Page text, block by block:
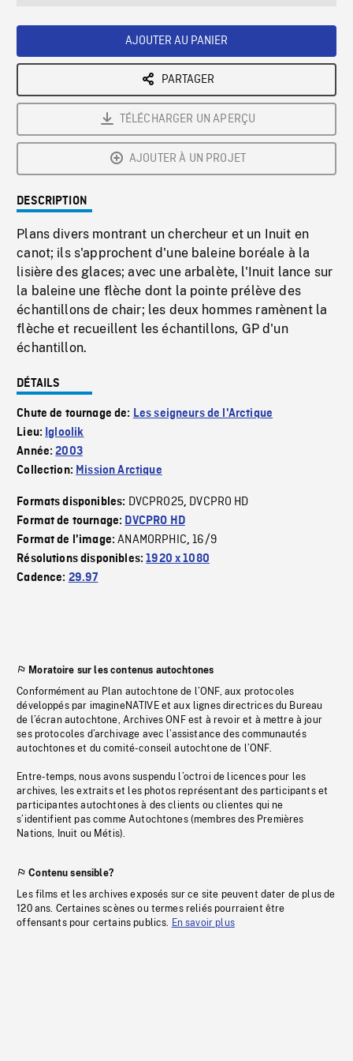
AJOUTER AU PANIER
PARTAGER
TÉLÉCHARGER UN APERÇU
AJOUTER À UN PROJET
DESCRIPTION
Plans divers montrant un chercheur et un Inuit en
canot; ils s'approchent d'une baleine boréale à la
lisière des glaces; avec une arbalète, l'Inuit lance sur
la baleine une flèche dont la pointe prélève des
échantillons de chair; les deux hommes ramènent la
flèche et recueillent les échantillons, GP d'un
échantillon.
DÉTAILS
Chute de tournage de: Les seigneurs de l'Arctique
Lieu: Igloolik
Année:2003
Collection: Mission Arctique
Formats disponibles: DVCPRO25, DVCPRO HD
Format de tournage: DVCPRO HD
Format de l'image:ANAMORPHIC,16/9
Résolutions disponibles:1920 x 1080
Cadence: 29.97
Moratoire sur les contenus autochtones
Conformément au Plan autochtone de l’ONF, aux protocoles
développés par imagineNATIVE et aux lignes directrices du Bureau
de l’écran autochtone, Archives ONF est à revoir et à mettre à jour
ses protocoles d’archivage avec l’assistance des communautés
autochtones et du comité-conseil autochtone de l’ONF.
Entre-temps, nous avons suspendu l’octroi de licences pour les
archives, les extraits et les photos représentant des participants et
participantes autochtones à des clients ou clientes qui ne
s’identifient pas comme Autochtones (membres des Premières
Nations, Inuit ou Métis).
Contenu sensible?
Les films et les archives exposés sur ce site peuvent dater de plus de
120 ans. Certaines scènes ou termes reliés pourraient être
offensants pour certains publics. En savoir plus